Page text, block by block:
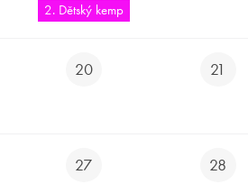
2. Dětský kemp
20 21
27 28